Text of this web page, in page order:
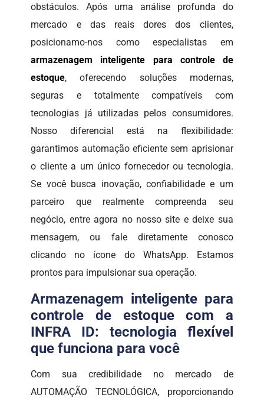
obstáculos. Após uma análise profunda do
mercado e das reais dores dos clientes,
posicionamo-nos como especialistas em
armazenagem inteligente para controle de
estoque, oferecendo soluções modernas,
seguras e totalmente compatíveis com
tecnologias já utilizadas pelos consumidores.
Nosso diferencial está na flexibilidade:
garantimos automação eficiente sem aprisionar
o cliente a um único fornecedor ou tecnologia.
Se você busca inovação, confiabilidade e um
parceiro que realmente compreenda seu
negócio, entre agora no nosso site e deixe sua
mensagem, ou fale diretamente conosco
clicando no ícone do WhatsApp. Estamos
prontos para impulsionar sua operação.
Armazenagem inteligente para
controle de estoque com a
INFRA ID: tecnologia flexível
que funciona para você
Com sua credibilidade no mercado de
AUTOMAÇÃO TECNOLÓGICA, proporcionando